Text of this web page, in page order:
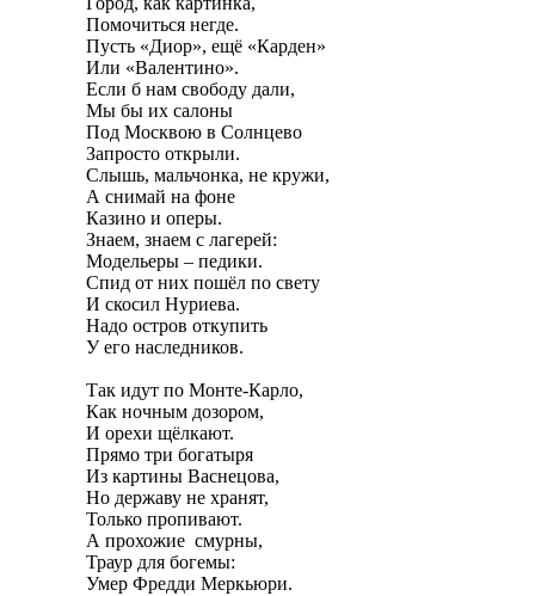
Помочиться негде.
Пусть «Диор», ещё «Карден»
Или «Валентино».
Если б нам свободу дали,
Мы бы их салоны
Под Москвою в Солнцево
Запросто открыли.
Слышь, мальчонка, не кружи,
А снимай на фоне
Казино и оперы.
Знаем, знаем с лагерей:
Модельеры – педики.
Спид от них пошёл по свету
И скосил Нуриева.
Надо остров откупить
У его наследников.
Так идут по Монте-Карло,
Как ночным дозором,
И орехи щёлкают.
Прямо три богатыря
Из картины Васнецова,
Но державу не хранят,
Только пропивают.
А прохожие смурны,
Траур для богемы:
Умер Фредди Меркьюри.